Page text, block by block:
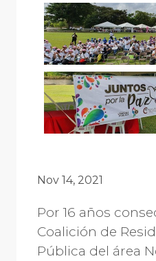
Nov 14, 2021
Por 16 años
Coalición de
Pública del área